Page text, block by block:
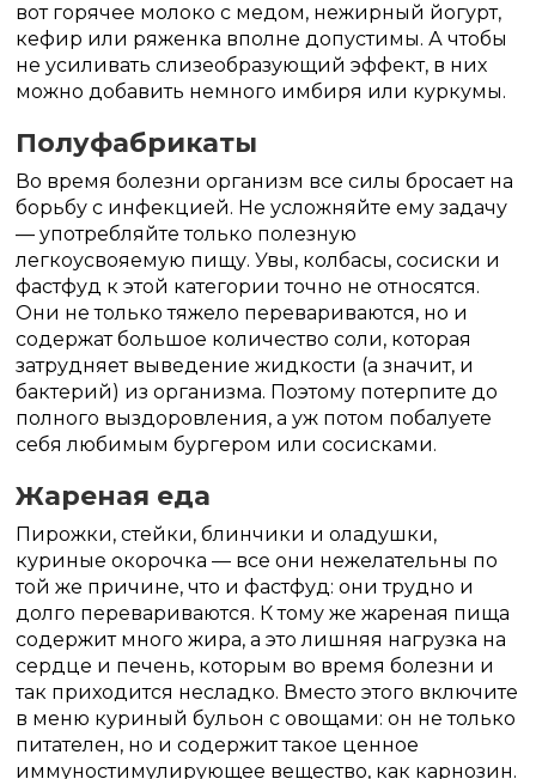
вот горячее молоко с медом, нежирный йогурт,
кефир или ряженка вполне допустимы. А чтобы
не усиливать слизеобразующий эффект, в них
можно добавить немного имбиря или куркумы.
Полуфабрикаты
Во время болезни организм все силы бросает на
борьбу с инфекцией. Не усложняйте ему задачу
— употребляйте только полезную
легкоусвояемую пищу. Увы, колбасы, сосиски и
фастфуд к этой категории точно не относятся.
Они не только тяжело перевариваются, но и
содержат большое количество соли, которая
затрудняет выведение жидкости (а значит, и
бактерий) из организма. Поэтому потерпите до
полного выздоровления, а уж потом побалуете
себя любимым бургером или сосисками.
Жареная еда
Пирожки, стейки, блинчики и оладушки,
куриные окорочка — все они нежелательны по
той же причине, что и фастфуд: они трудно и
долго перевариваются. К тому же жареная пища
содержит много жира, а это лишняя нагрузка на
сердце и печень, которым во время болезни и
так приходится несладко. Вместо этого включите
в меню куриный бульон с овощами: он не только
питателен, но и содержит такое ценное
иммуностимулирующее вещество, как карнозин.